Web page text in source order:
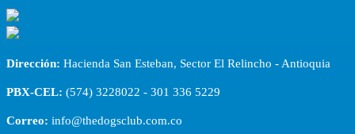
Dirección: Hacienda San Esteban, Sector El Relincho - Antioquia
PBX-CEL: (574) 3228022 - 301 336 5229
Correo: info@thedogsclub.com.co